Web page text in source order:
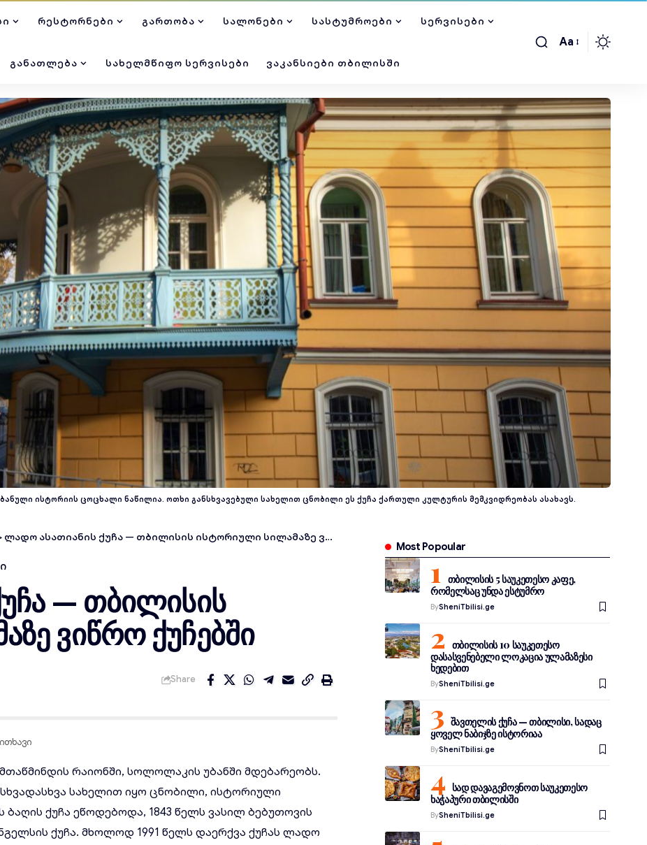
ᲠᲔᲡᲢᲝᲠᲜᲔᲑᲘ ᲒᲐᲠᲗᲝᲑᲐ ᲡᲐᲚᲝᲜᲔᲑᲘ ᲡᲐᲡᲢᲣᲛᲠᲝᲔᲑᲘ ᲡᲔᲠᲕᲘᲡᲔᲑᲘ
ᲒᲐᲜᲐᲗᲚᲔᲑᲐ ᲡᲐᲮᲔᲚᲛᲬᲘᲤᲝ ᲡᲔᲠᲕᲘᲡᲔᲑᲘ ᲕᲐᲙᲐᲜᲡᲘᲔᲑᲘ ᲗᲑᲘᲚᲘᲡᲨᲘ
Aa
ისტორიის ცოცხალი ნაწილია. ოთხი განსხვავებული სახელით ცნობილი ეს ქუჩა ქართული კულტურის მემკვიდრეობას ასახავს.
ლადო ასათიანის ქუჩა — თბილისის ისტორიული სილამაზე ვიწრო ქუჩებში
— თბილისის
ვიწრო ქუჩებში
Share
რაიონში, სოლოლაკის უბანში მდებარეობს.
სახელით იყო ცნობილი, ისტორიული
ბაღის ქუჩა ეწოდებოდა, 1843 წელს ვასილ ბებუთოვის
ქუჩა. მხოლოდ 1991 წელს დაერქვა ქუჩას ლადო
Most Popoular
თბილისის 5 საუკეთესო კაფე,
რომელსაც უნდა ესტუმრო
BySheniTbilisi.ge
თბილისის 10 საუკეთესო
დასასვენებელი ლოკაცია ულამაზესი
ხედებით
BySheniTbilisi.ge
შავთელის ქუჩა — თბილისი, სადაც
ყოველ ნაბიჯზე ისტორიაა
BySheniTbilisi.ge
სად დავაგემოვნოთ საუკეთესო
ხაჭაპური თბილისში
BySheniTbilisi.ge